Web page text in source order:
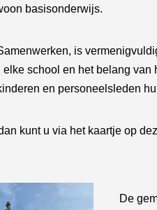
basisonderwijs.
is
school en het belang
en personeelsleden
kunt u via het kaartje op
De